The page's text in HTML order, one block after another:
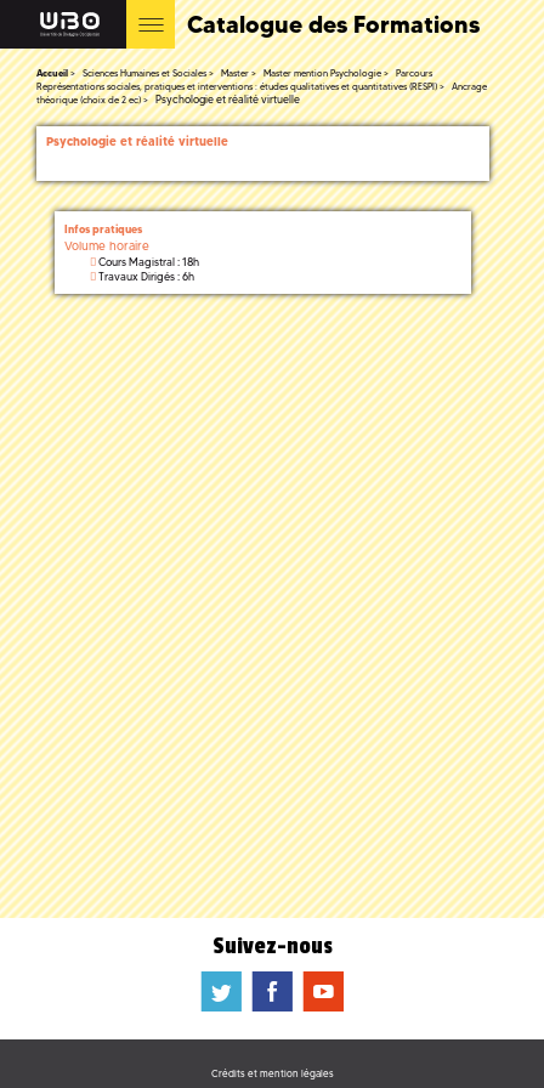
Catalogue des Formations
Accueil Sciences Humaines et Sociales Master Master mention Psychologie
Parcours
Représentations sociales, pratiques et interventions : études qualitatives et quantitatives (RESPI)
Ancrage
théorique (choix de 2 ec)
Psychologie et réalité virtuelle
Psychologie et réalité virtuelle
Infos pratiques
Volume horaire
Cours Magistral : 18h
Travaux Dirigés : 6h
Suivez-nous
a b f
Crédits et mention légales